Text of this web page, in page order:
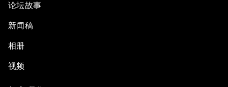
论坛故事
新闻稿
相册
视频